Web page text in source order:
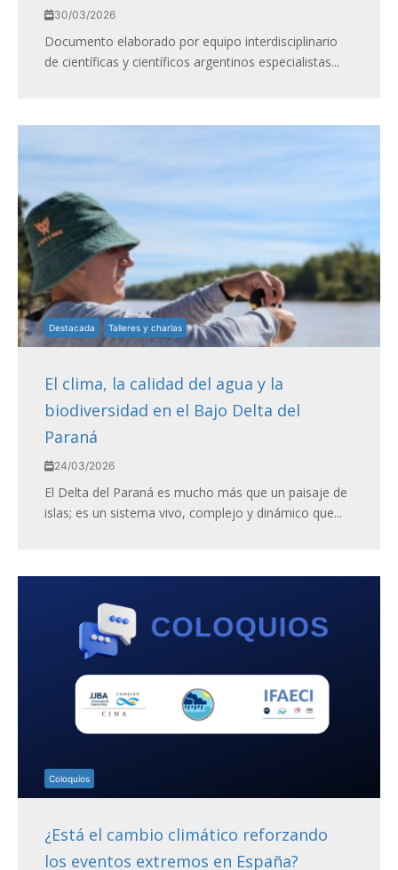
30/03/2026
Documento elaborado por equipo interdisciplinario
de científicas y científicos argentinos especialistas...
Destacada Talleres y charlas
El clima, la calidad del agua y la
biodiversidad en el Bajo Delta del
Paraná
24/03/2026
El Delta del Paraná es mucho más que un paisaje de
islas; es un sistema vivo, complejo y dinámico que...
Coloquios
¿Está el cambio climático reforzando
los eventos extremos en España?